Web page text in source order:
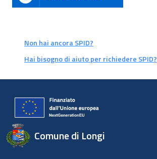
Non hai ancora SPID?
Hai bisogno di aiuto per richiedere SPID?
Comune di Longi